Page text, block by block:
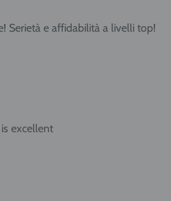
Serietà e affidabilità a livelli top!
excellent